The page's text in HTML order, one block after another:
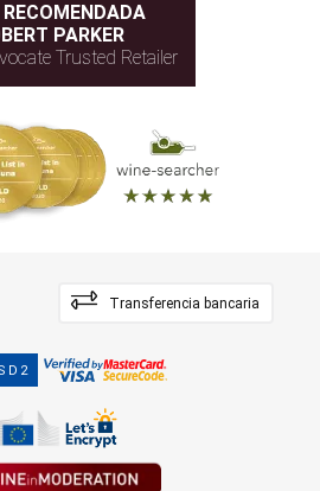
PARKER
Trusted Retailer
Transferencia bancaria